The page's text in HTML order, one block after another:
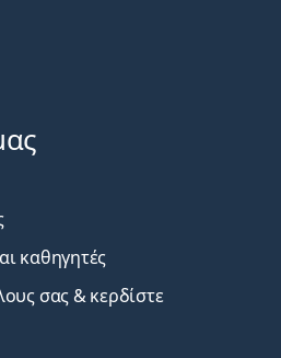
καθηγητές
σας & κερδίστε